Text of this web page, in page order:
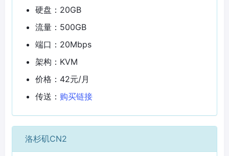
硬盘：20GB
流量：500GB
端口：20Mbps
架构：KVM
价格：42元/月
传送： 购买链接
洛杉矶CN2